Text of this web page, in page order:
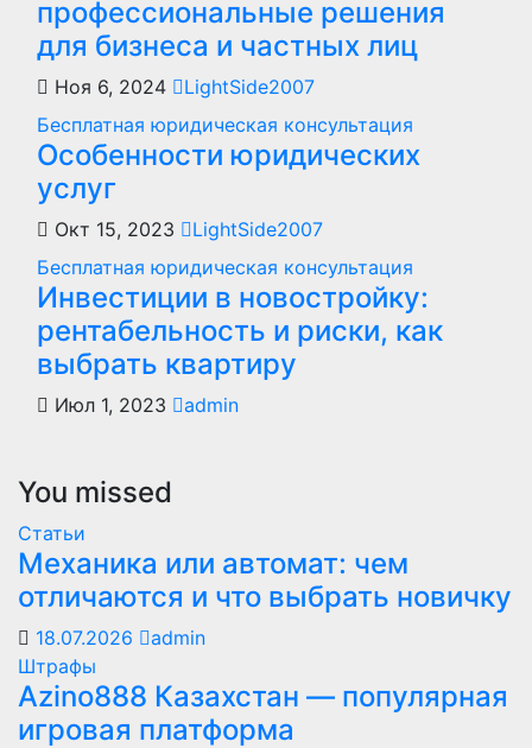
профессиональные решения
для бизнеса и частных лиц
Ноя 6, 2024
LightSide2007
Бесплатная юридическая консультация
Особенности юридических
услуг
Окт 15, 2023
LightSide2007
Бесплатная юридическая консультация
Инвестиции в новостройку:
рентабельность и риски, как
выбрать квартиру
Июл 1, 2023 admin
You missed
Статьи
Механика или автомат: чем
отличаются и что выбрать новичку
18.07.2026
admin
Штрафы
Azino888 Казахстан — популярная
игровая платформа